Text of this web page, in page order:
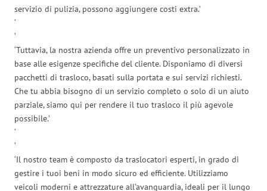
servizio di pulizia, possono aggiungere costi extra.’
‘
‘
‘Tuttavia, la nostra azienda offre un preventivo personalizzato in
base alle esigenze specifiche del cliente. Disponiamo di diversi
pacchetti di trasloco, basati sulla portata e sui servizi richiesti.
Che tu abbia bisogno di un servizio completo o solo di un aiuto
parziale, siamo qui per rendere il tuo trasloco il più agevole
possibile.’
‘
‘
‘Il nostro team è composto da traslocatori esperti, in grado di
gestire i tuoi beni in modo sicuro ed efficiente. Utilizziamo
veicoli moderni e attrezzature all’avanguardia, ideali per il lungo